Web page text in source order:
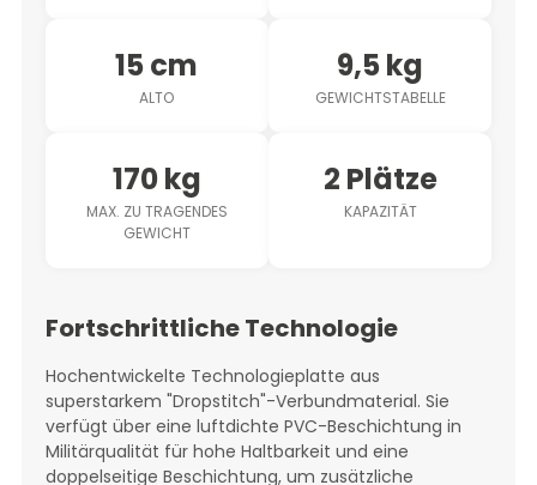
15 cm
ALTO
9,5 kg
GEWICHTSTABELLE
170 kg
MAX. ZU TRAGENDES
GEWICHT
2 Plätze
KAPAZITÄT
Fortschrittliche Technologie
Hochentwickelte Technologieplatte aus
superstarkem "Dropstitch"-Verbundmaterial. Sie
verfügt über eine luftdichte PVC-Beschichtung in
Militärqualität für hohe Haltbarkeit und eine
doppelseitige Beschichtung, um zusätzliche